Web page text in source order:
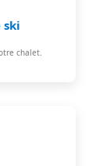
ski
chalet.